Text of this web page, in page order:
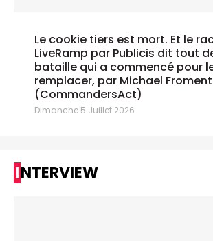
Le cookie tiers est mort. Et le
LiveRamp par Publicis dit tout
bataille qui a commencé pour
remplacer, par Michael Froment
(CommandersAct)
Dimanche 5 Juillet 2026
INTERVIEW